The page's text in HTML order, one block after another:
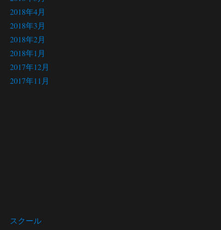
2018年4月
2018年3月
2018年2月
2018年1月
2017年12月
2017年11月
スクール